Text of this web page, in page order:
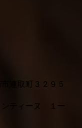
連取町３２９５
ンティーヌ １ー